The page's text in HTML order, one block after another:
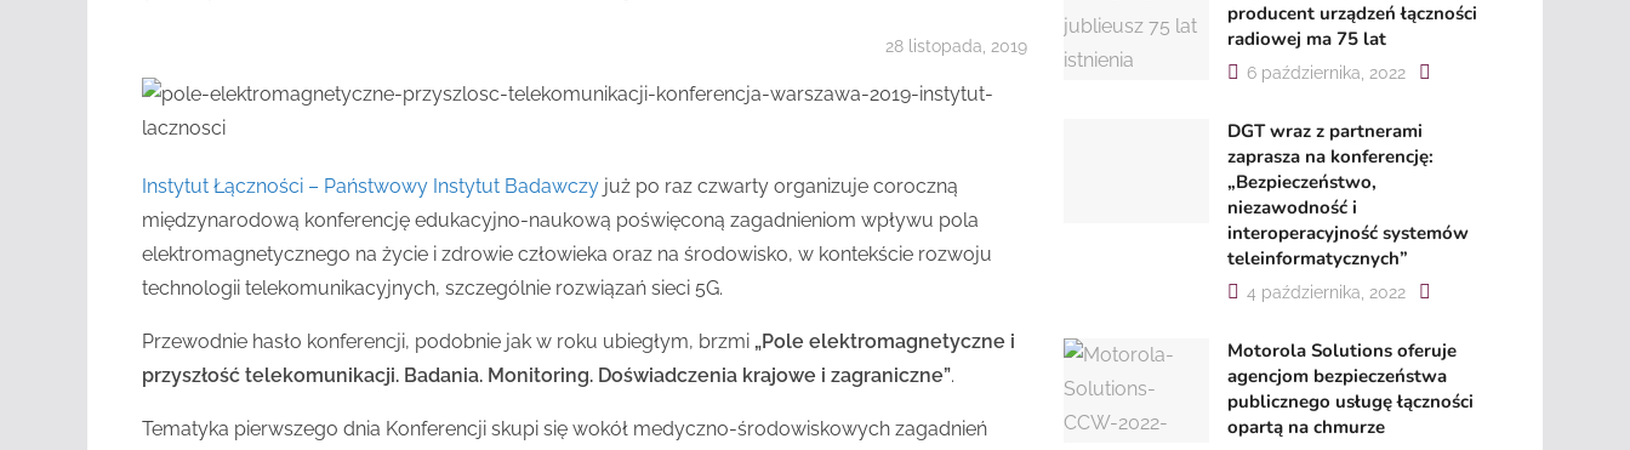
28 listopada, 2019
Instytut Łączności – Państwowy Instytut Badawczy już po raz czwarty organizuje coroczną
międzynarodową konferencję edukacyjno-naukową poświęconą zagadnieniom wpływu pola
elektromagnetycznego na życie i zdrowie człowieka oraz na środowisko, w kontekście rozwoju
technologii telekomunikacyjnych, szczególnie rozwiązań sieci 5G.
Przewodnie hasło konferencji, podobnie jak w roku ubiegłym, brzmi „Pole elektromagnetyczne i
przyszłość telekomunikacji. Badania. Monitoring. Doświadczenia krajowe i zagraniczne”.
Tematyka pierwszego dnia Konferencji skupi się wokół medyczno-środowiskowych zagadnień
producent urządzeń łączności
radiowej ma 75 lat
6 października, 2022
DGT wraz z partnerami
zaprasza na konferencję:
„Bezpieczeństwo,
niezawodność i
interoperacyjność systemów
teleinformatycznych”
4 października, 2022
Motorola Solutions oferuje
agencjom bezpieczeństwa
publicznego usługę łączności
opartą na chmurze